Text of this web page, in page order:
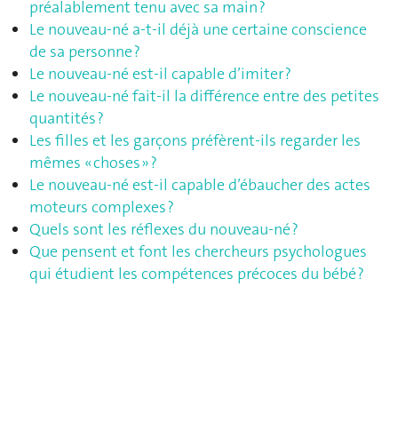
préalablement tenu avec sa main ?
Le nouveau-né a-t-il déjà une certaine conscience
de sa personne ?
Le nouveau-né est-il capable d’imiter ?
Le nouveau-né fait-il la différence entre des petites
quantités ?
Les filles et les garçons préfèrent-ils regarder les
mêmes « choses » ?
Le nouveau-né est-il capable d’ébaucher des actes
moteurs complexes ?
Quels sont les réflexes du nouveau-né ?
Que pensent et font les chercheurs psychologues
qui étudient les compétences précoces du bébé ?